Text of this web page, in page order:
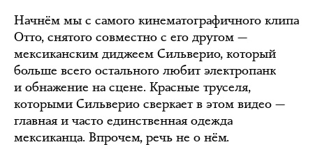
Начнём мы с самого кинематографичного клипа
Отто, снятого совместно с его другом —
мексиканским диджеем Сильверио, который
больше всего остального любит электропанк
и обнажение на сцене. Красные труселя,
которыми Сильверио сверкает в этом видео —
главная и часто единственная одежда
мексиканца. Впрочем, речь не о нём.